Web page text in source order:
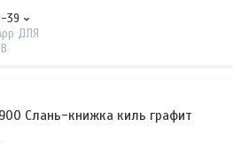
39
ДЛЯ
Слань-книжка киль графит